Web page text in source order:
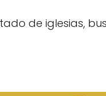
de iglesias,